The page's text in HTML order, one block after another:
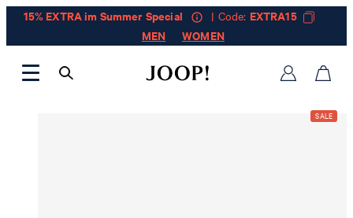
15% EXTRA im Summer Special | Code: EXTRA15
MEN
WOMEN